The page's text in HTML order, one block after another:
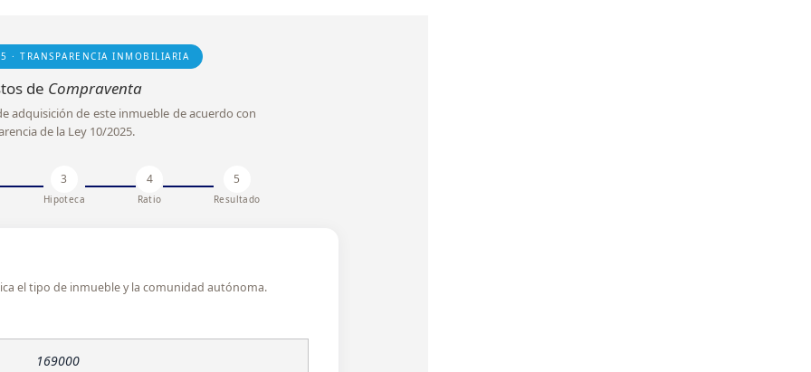
· TRANSPARENCIA INMOBILIARIA
de Compraventa
adquisición de este inmueble de acuerdo con
de la Ley 10/2025.
3
Hipoteca
4
Ratio
5
Resultado
el tipo de inmueble y la comunidad autónoma.